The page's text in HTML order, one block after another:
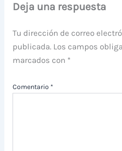
Deja una respuesta
Tu dirección de correo
publicada. Los campos
marcados con *
Comentario *